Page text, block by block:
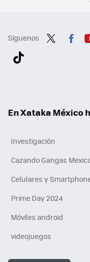
Síguenos
En Xataka México
Investigación
Cazando Gangas
Celulares y
Prime Day 2024
Móviles android
videojuegos